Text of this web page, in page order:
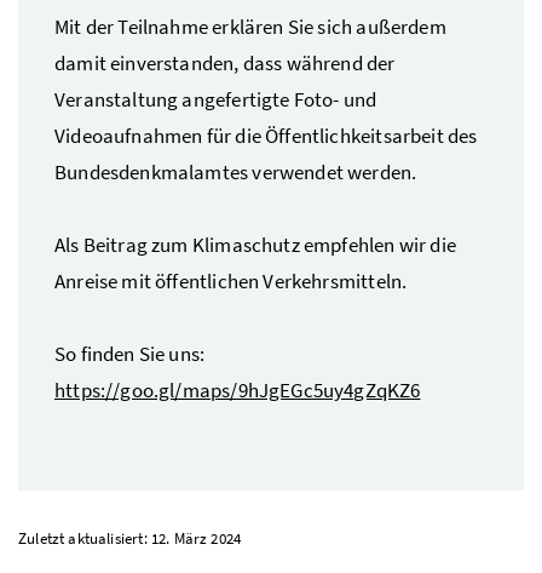
Mit der Teilnahme erklären Sie sich außerdem
damit einverstanden, dass während der
Veranstaltung angefertigte Foto- und
Videoaufnahmen für die Öffentlichkeitsarbeit des
Bundesdenkmalamtes verwendet werden.
Als Beitrag zum Klimaschutz empfehlen wir die
Anreise mit öffentlichen Verkehrsmitteln.
So finden Sie uns:
https://goo.gl/maps/9hJgEGc5uy4gZqKZ6
Zuletzt aktualisiert: 12. März 2024